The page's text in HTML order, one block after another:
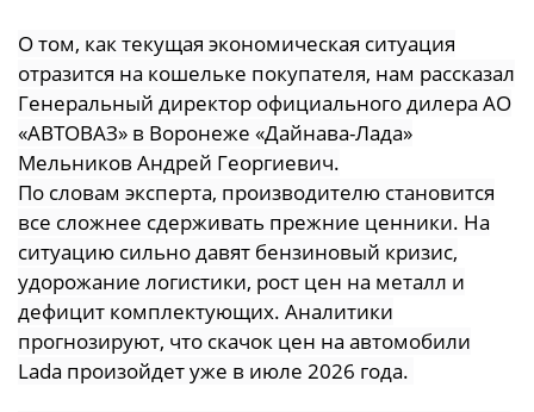
О том, как текущая экономическая ситуация
отразится на кошельке покупателя, нам рассказал
Генеральный директор официального дилера АО
«АВТОВАЗ» в Воронеже «Дайнава-Лада»
Мельников Андрей Георгиевич.
По словам эксперта, производителю становится
все сложнее сдерживать прежние ценники. На
ситуацию сильно давят бензиновый кризис,
удорожание логистики, рост цен на металл и
дефицит комплектующих. Аналитики
прогнозируют, что скачок цен на автомобили
Lada произойдет уже в июле 2026 года.